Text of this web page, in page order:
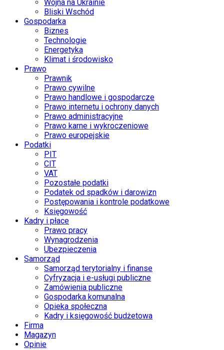
Wojna na Ukrainie
Bliski Wschód
Gospodarka
Biznes
Technologie
Energetyka
Klimat i środowisko
Prawo
Prawnik
Prawo cywilne
Prawo handlowe i gospodarcze
Prawo internetu i ochrony danych
Prawo administracyjne
Prawo karne i wykroczeniowe
Prawo europejskie
Podatki
PIT
CIT
VAT
Pozostałe podatki
Podatek od spadków i darowizn
Postępowania i kontrole podatkowe
Księgowość
Kadry i płace
Prawo pracy
Wynagrodzenia
Ubezpieczenia
Samorząd
Samorząd terytorialny i finanse
Cyfryzacja i e-usługi publiczne
Zamówienia publiczne
Gospodarka komunalna
Opieka społeczna
Kadry i księgowość budżetowa
Firma
Magazyn
Opinie